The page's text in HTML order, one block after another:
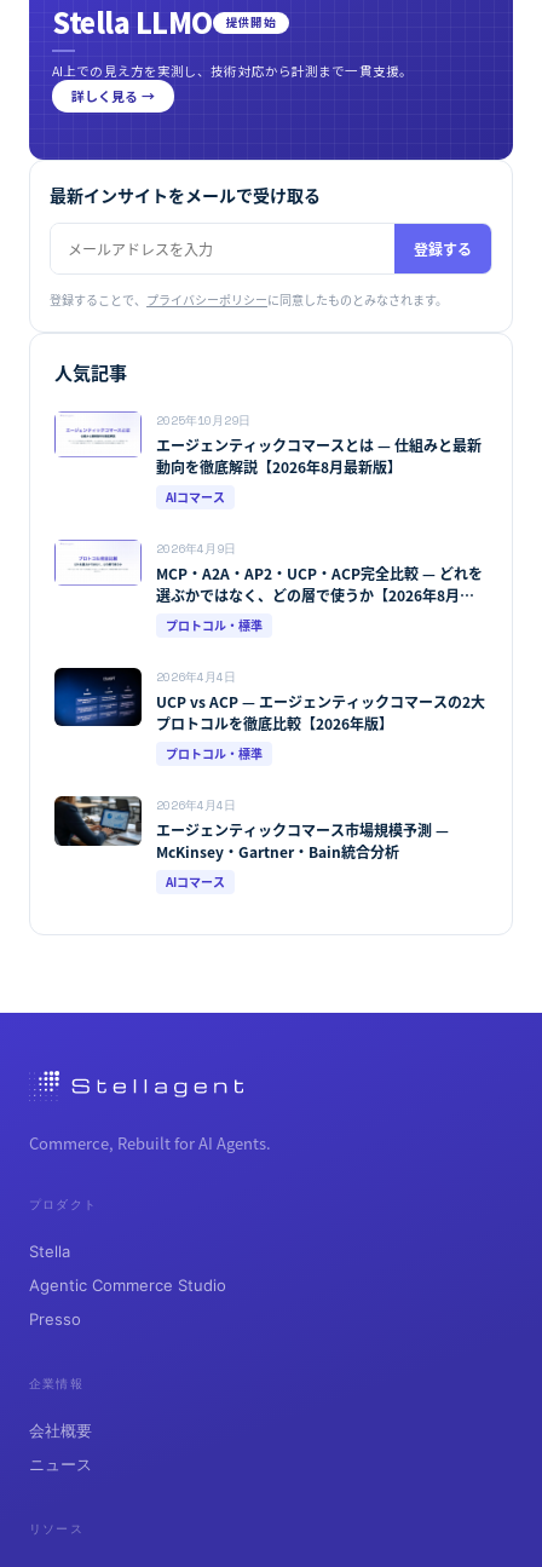
Stella LLMO 提供開始
AI上での見え方を実測し、技術対応から計測まで一貫支援。
詳しく見る →
最新インサイトをメールで受け取る
登録する
登録することで、 プライバシーポリシーに同意したものとみなされます。
人気記事
2025年10月29日
エージェンティックコマースとは — 仕組みと最新
動向を徹底解説【2026年8月最新版】
AIコマース
2026年4月9日
MCP・A2A・AP2・UCP・ACP完全比較 — どれを
選ぶかではなく、どの層で使うか【2026年8月最
新版】
プロトコル・標準
2026年4月4日
UCP vs ACP — エージェンティックコマースの2大
プロトコルを徹底比較【2026年版】
プロトコル・標準
2026年4月4日
エージェンティックコマース市場規模予測 —
McKinsey・Gartner・Bain統合分析
AIコマース
Commerce, Rebuilt for AI Agents.
プロダクト
Stella
Agentic Commerce Studio
Presso
企業情報
会社概要
ニュース
リソース